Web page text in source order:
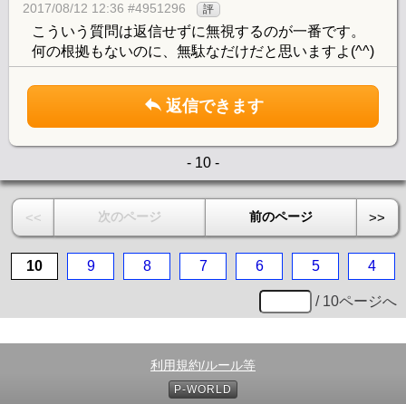
2017/08/12 12:36 #4951296 評
こういう質問は返信せずに無視するのが一番です。
何の根拠もないのに、無駄なだけだと思いますよ(^^)
返信できます
- 10 -
<< 次のページ 前のページ >>
10 9 8 7 6 5 4
/ 10ページへ
利用規約/ルール等
P-WORLD